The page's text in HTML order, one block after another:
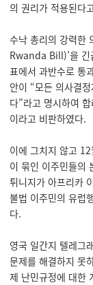
의 권리가 적용된다
수낙 총리의 강력한
Rwanda Bill)’을 긴
표에서 과반수로 통
안이 “모든 의사결
다”라고 명시하여
이라고 비판하였다.
이에 그치지 않고
이 묶인 이주민들의
튀니지가 아프리카
불법 이주민의 유럽
다.
영국 일간지 텔레그
문제를 해결하지 못
제 난민규정에 대한